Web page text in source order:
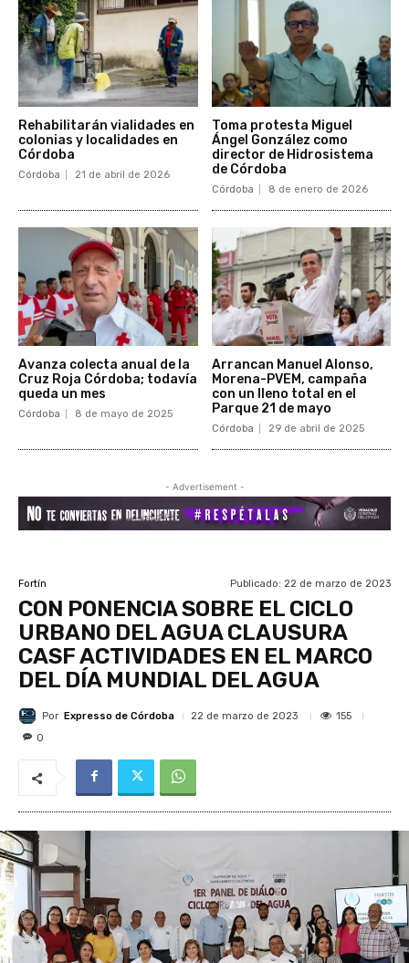
Rehabilitarán vialidades en
colonias y localidades en
Córdoba
Córdoba 21 de abril de 2026
Toma protesta Miguel
Ángel González como
director de Hidrosistema
de Córdoba
Córdoba 8 de enero de 2026
Avanza colecta anual de la
Cruz Roja Córdoba; todavía
queda un mes
Córdoba 8 de mayo de 2025
Arrancan Manuel Alonso,
Morena-PVEM, campaña
con un lleno total en el
Parque 21 de mayo
Córdoba 29 de abril de 2025
- Advertisement -